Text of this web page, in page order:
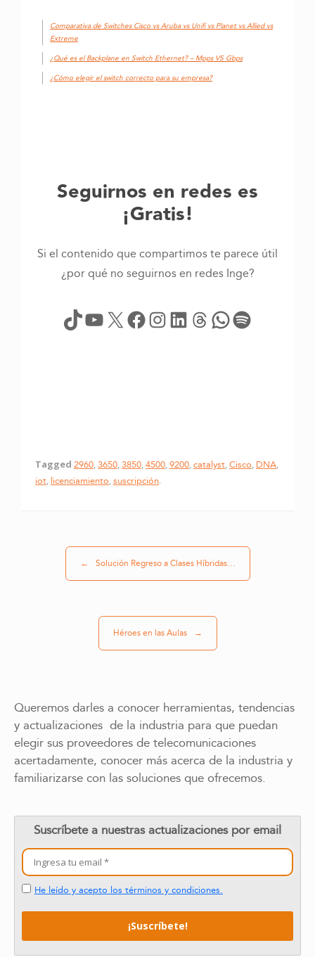
Comparativa de Switches Cisco vs Aruba vs Unifi vs Planet vs Allied vs
Extreme
¿Qué es el Backplane en Switch Ethernet? – Mpps VS Gbps
¿Cómo elegir el switch correcto para su empresa?
Seguirnos en redes es
¡Gratis!
Si el contenido que compartimos te parece útil
¿por qué no seguirnos en redes Inge?
TikTok
YouTube
X Facebook
Instagram
LinkedIn
Threads
WhatsApp
Spotify
Tagged 2960,3650,3850,4500,9200,catalyst,Cisco,DNA,
iot,licenciamiento,suscripción.
← Solución Regreso a Clases Híbridas…
Héroes en las Aulas →
Queremos darles a conocer herramientas, tendencias
y actualizaciones de la industria para que puedan
elegir sus proveedores de telecomunicaciones
acertadamente, conocer más acerca de la industria y
familiarizarse con las soluciones que ofrecemos.
Suscríbete a nuestras actualizaciones por email
He leído y acepto los términos y condiciones.